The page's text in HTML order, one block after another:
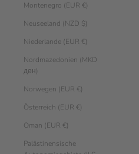
Montenegro (EUR €)
Neuseeland (NZD $)
Niederlande (EUR €)
Nordmazedonien (MKD
ден)
Norwegen (EUR €)
Österreich (EUR €)
Oman (EUR €)
Palästinensische